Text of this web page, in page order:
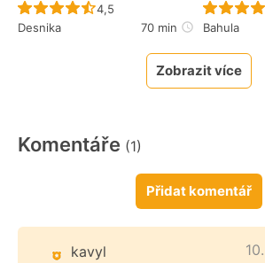
Recept ještě nebyl hodnocen
4,5
Desnika
70 min
Bahula
Zobrazit více
Komentáře (1)
Přidat komentář
kavyl